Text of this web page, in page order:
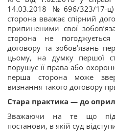
14.03.2018 №696/323/17-
сторона вважає спірний
припиненими свої
сторона не
договору та зобов’язань
цьому, на думку першої
порушує її права або
перша сторона може
визнання такого договору
Стара практика — до
Зважаючи на те що
постанови, в якій суд